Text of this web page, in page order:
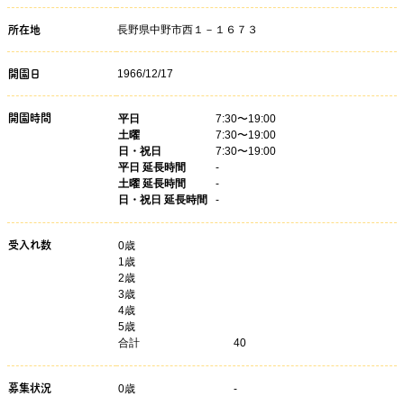
所在地 長野県中野市西１－１６７３
開園日 1966/12/17
開園時間 平日
7:30〜19:00
土曜
7:30〜19:00
日・祝日
7:30〜19:00
平日 延長時間
-
土曜 延長時間
-
日・祝日 延長時間
-
受入れ数
0歳
1歳
2歳
3歳
4歳
5歳
合計
40
募集状況 0歳
-